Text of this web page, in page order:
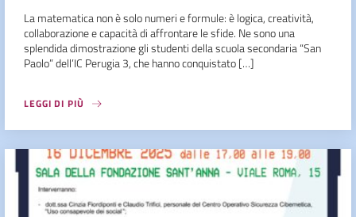
La matematica non è solo numeri e formule: è logica, creatività,
collaborazione e capacità di affrontare le sfide. Ne sono una
splendida dimostrazione gli studenti della scuola secondaria “San
Paolo” dell’IC Perugia 3, che hanno conquistato […]
LEGGI DI PIÙ